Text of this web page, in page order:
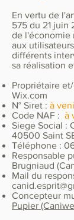
En vertu de
575 du 21 juin
de l'économie
aux
différents
sa réalisation
Propriétaire
Wix.com
N° Siret : à
Code NAF : à
Siege Social :
40500 Saint
Téléphone :
Responsable
Brugniaud
Mail du
Concepteur
Pupier